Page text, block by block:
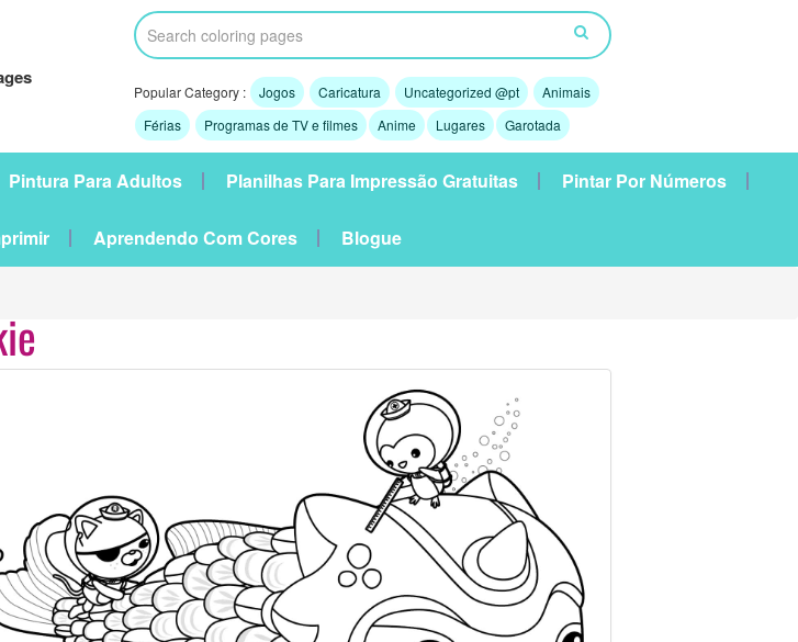
Popular Category : Jogos Caricatura Uncategorized @pt
Animais
Férias
Programas de TV e filmes Anime Lugares Garotada
Pintura Para Adultos Planilhas Para Impressão Gratuitas Pintar Por Números
Aprendendo Com Cores Blogue